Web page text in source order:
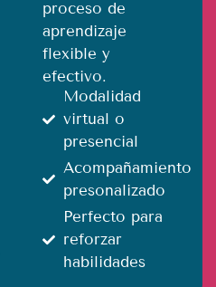
proceso de
aprendizaje
flexible y
efectivo.
Modalidad
virtual o
presencial
Acompañamiento
presonalizado
Perfecto para
reforzar
habilidades